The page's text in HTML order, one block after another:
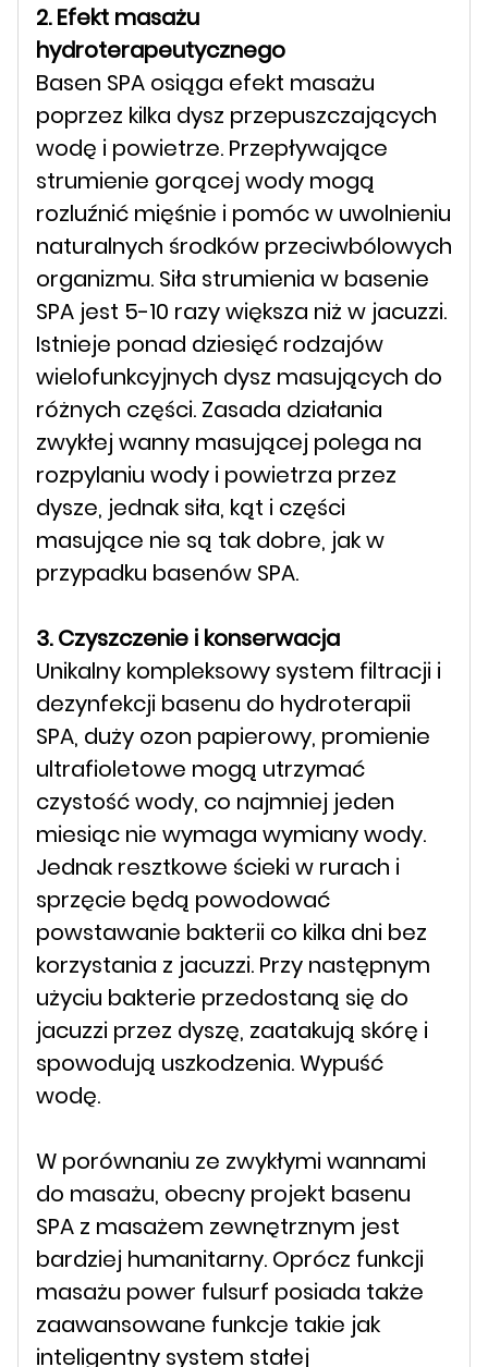
2. Efekt masażu
hydroterapeutycznego
Basen SPA osiąga efekt masażu
poprzez kilka dysz przepuszczających
wodę i powietrze. Przepływające
strumienie gorącej wody mogą
rozluźnić mięśnie i pomóc w uwolnieniu
naturalnych środków przeciwbólowych
organizmu. Siła strumienia w basenie
SPA jest 5-10 razy większa niż w jacuzzi.
Istnieje ponad dziesięć rodzajów
wielofunkcyjnych dysz masujących do
różnych części. Zasada działania
zwykłej wanny masującej polega na
rozpylaniu wody i powietrza przez
dysze, jednak siła, kąt i części
masujące nie są tak dobre, jak w
przypadku basenów SPA.
3. Czyszczenie i konserwacja
Unikalny kompleksowy system filtracji i
dezynfekcji basenu do hydroterapii
SPA, duży ozon papierowy, promienie
ultrafioletowe mogą utrzymać
czystość wody, co najmniej jeden
miesiąc nie wymaga wymiany wody.
Jednak resztkowe ścieki w rurach i
sprzęcie będą powodować
powstawanie bakterii co kilka dni bez
korzystania z jacuzzi. Przy następnym
użyciu bakterie przedostaną się do
jacuzzi przez dyszę, zaatakują skórę i
spowodują uszkodzenia. Wypuść
wodę.
W porównaniu ze zwykłymi wannami
do masażu, obecny projekt basenu
SPA z masażem zewnętrznym jest
bardziej humanitarny. Oprócz funkcji
masażu power fulsurf posiada także
zaawansowane funkcje takie jak
inteligentny system stałej